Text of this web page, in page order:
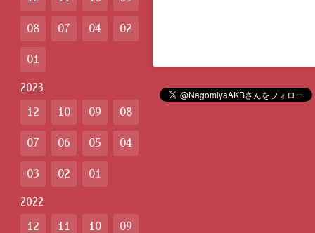
08 07 04 02
01
2023
12 10 09 08
07 06 05 04
03 02 01
2022
12 11 10 09